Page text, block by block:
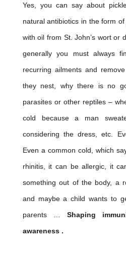
Yes, you can say about
natural antibiotics in the form
with oil from St. John’s wort or
generally you must always
recurring ailments and
they nest, why there is no
parasites or other reptiles –
cold because a man
considering the dress, etc.
Even a common cold, which
rhinitis, it can be allergic, it
something out of the body, a
and maybe a child wants to
parents … Shaping
awareness .